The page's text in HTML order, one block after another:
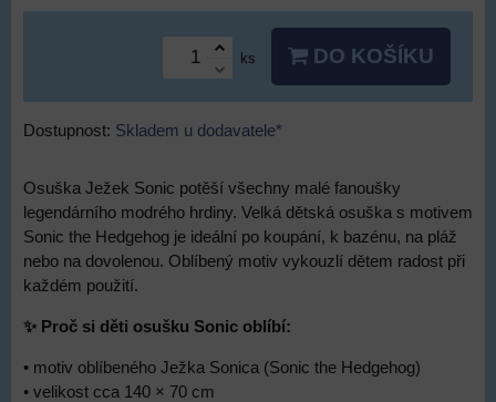
ks DO KOŠÍKU
Dostupnost: Skladem u dodavatele*
Osuška Ježek Sonic potěší všechny malé fanoušky
legendárního modrého hrdiny. Velká dětská osuška s motivem
Sonic the Hedgehog je ideální po koupání, k bazénu, na pláž
nebo na dovolenou. Oblíbený motiv vykouzlí dětem radost při
každém použití.
✨ Proč si děti osušku Sonic oblíbí:
• motiv oblíbeného Ježka Sonica (Sonic the Hedgehog)
• velikost cca 140 × 70 cm